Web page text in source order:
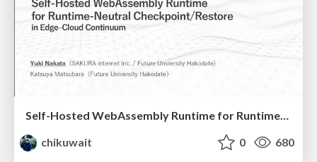
Self-Hosted WebAssembly Runtime for Runtime-Neutral Checkpoint/Restore in Edge–Cloud Continuum
chikuwait
0 680